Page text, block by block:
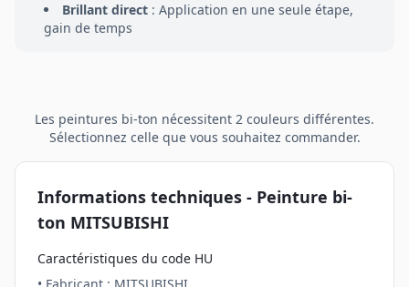
Brillant direct : Application en une seule étape,
gain de temps
Les peintures bi-ton nécessitent 2 couleurs différentes.
Sélectionnez celle que vous souhaitez commander.
Informations techniques - Peinture bi-
ton MITSUBISHI
Caractéristiques du code HU